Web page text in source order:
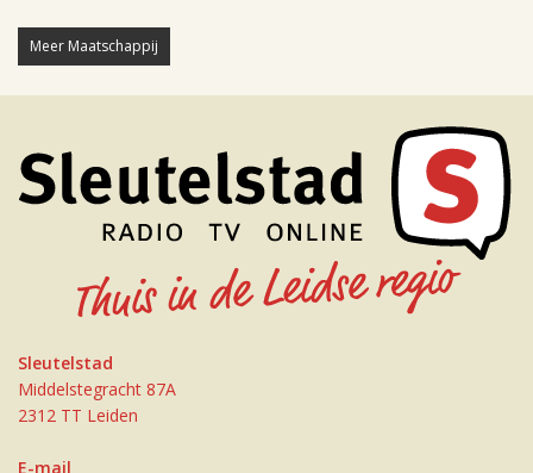
Meer Maatschappij
Sleutelstad
Middelstegracht 87A
2312 TT Leiden
E-mail